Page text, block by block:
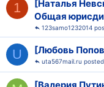
1
[Наталья
Общая
123samo1232014
U [Любовь
uta567mail.ru